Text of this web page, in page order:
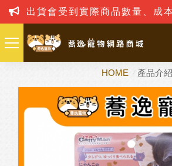
出貨會受到實際商品數量、成
HOME 產品介紹